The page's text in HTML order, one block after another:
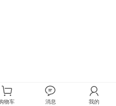
物车 消息 我的